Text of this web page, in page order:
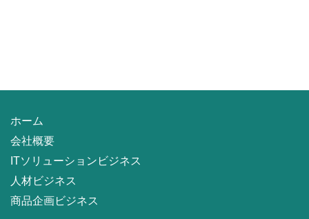
ホーム
会社概要
ITソリューションビジネス
人材ビジネス
商品企画ビジネス